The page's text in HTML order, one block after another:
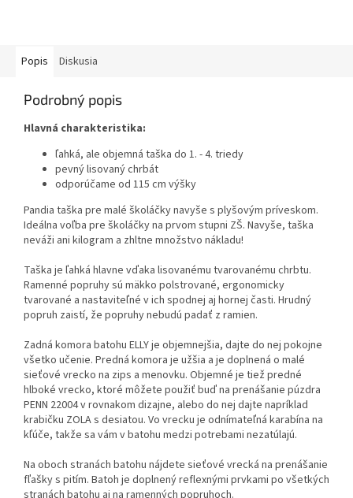
Popis Diskusia
Podrobný popis
Hlavná charakteristika:
ľahká, ale objemná taška do 1. - 4. triedy
pevný lisovaný chrbát
odporúčame od 115 cm výšky
Pandia taška pre malé školáčky navyše s plyšovým príveskom.
Ideálna voľba pre školáčky na prvom stupni ZŠ. Navyše, taška
neváži ani kilogram a zhltne množstvo nákladu!
Taška je ľahká hlavne vďaka lisovanému tvarovanému chrbtu.
Ramenné popruhy sú mäkko polstrované, ergonomicky
tvarované a nastaviteľné v ich spodnej aj hornej časti. Hrudný
popruh zaistí, že popruhy nebudú padať z ramien.
Zadná komora batohu ELLY je objemnejšia, dajte do nej pokojne
všetko učenie. Predná komora je užšia a je doplnená o malé
sieťové vrecko na zips a menovku. Objemné je tiež predné
hlboké vrecko, ktoré môžete použiť buď na prenášanie púzdra
PENN 22004 v rovnakom dizajne, alebo do nej dajte napríklad
krabičku ZOLA s desiatou. Vo vrecku je odnímateľná karabína na
kľúče, takže sa vám v batohu medzi potrebami nezatúlajú.
Na oboch stranách batohu nájdete sieťové vrecká na prenášanie
fľašky s pitím. Batoh je doplnený reflexnými prvkami po všetkých